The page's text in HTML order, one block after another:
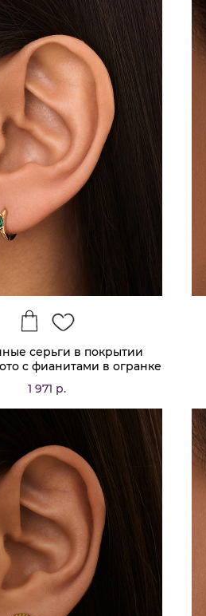
серьги в покрытии
с фианитами в огранке
1 971 р.